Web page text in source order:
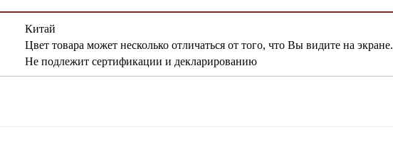
Китай
Цвет товара может несколько отличаться от того, что Вы видите на экране.
Не подлежит сертификации и декларированию